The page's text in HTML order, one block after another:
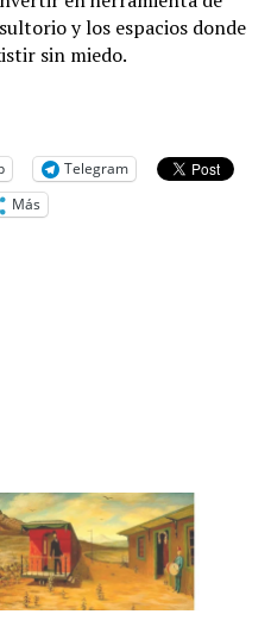
y los espacios donde
sin miedo.
Telegram
Más